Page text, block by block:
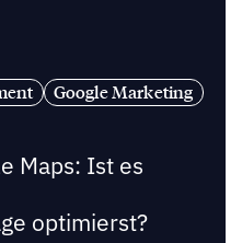
Google Marketing
Maps: Ist es
optimierst?